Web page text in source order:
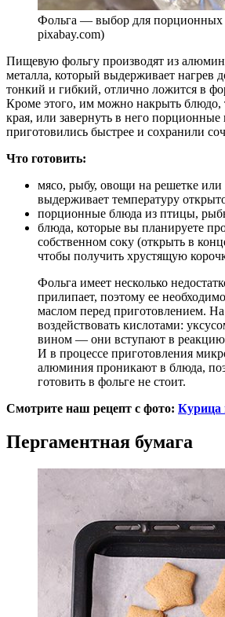
Фольга — выбор для
pixabay.com)
Пищевую фольгу производят из
металла, который выдерживает нагрев
тонкий и гибкий, отлично ложится в
Кроме этого, им можно накрыть блюдо,
края, или завернуть в него порционные
приготовились быстрее и сохранили
Что готовить:
мясо, рыбу, овощи на решетке или
выдерживает температуру
порционные блюда из птицы,
блюда, которые вы планируете
собственном соку (открыть в
чтобы получить хрустящую
Фольга имеет несколько
прилипает, поэтому ее
маслом перед приготовлением. На
воздействовать кислотами:
вином — они вступают в
И в процессе приготовления
алюминия проникают в блюда,
готовить в фольге не стоит.
Смотрите наш рецепт с фото: Курица
Пергаментная бумага